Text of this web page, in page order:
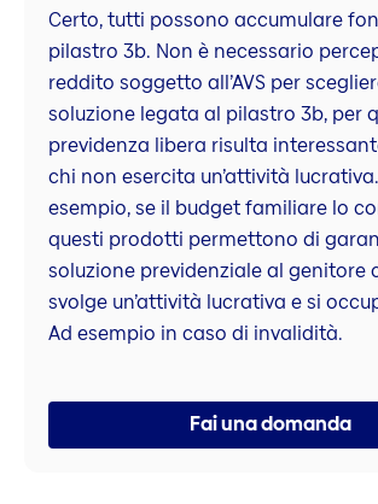
Certo, tutti possono accumulare
pilastro 3b. Non è necessario
reddito soggetto all’AVS per
soluzione legata al pilastro 3b, per
previdenza libera risulta
chi non esercita un’attività
esempio, se il budget familiare lo
questi prodotti permettono di
soluzione previdenziale al genitore
svolge un’attività lucrativa e si
Ad esempio in caso di invalidità.
Fai una domanda